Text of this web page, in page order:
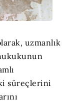
uzmanlık
süreçlerini